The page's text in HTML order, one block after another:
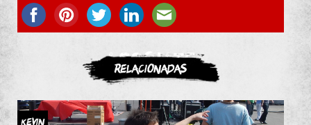
ASOCIATE
Relacionadas
Kevin